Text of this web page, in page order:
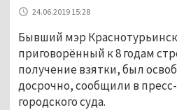
24.06.2019 15:28
Бывший мэр
приговорённый к 8 годам
получение взятки, был
досрочно, сообщили в
городского суда.